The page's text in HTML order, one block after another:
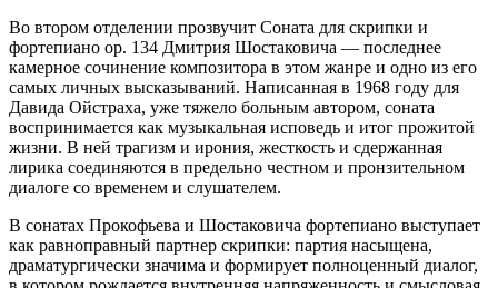
Во втором отделении прозвучит Соната для скрипки и
фортепиано op. 134 Дмитрия Шостаковича — последнее
камерное сочинение композитора в этом жанре и одно из его
самых личных высказываний. Написанная в 1968 году для
Давида Ойстраха, уже тяжело больным автором, соната
воспринимается как музыкальная исповедь и итог прожитой
жизни. В ней трагизм и ирония, жесткость и сдержанная
лирика соединяются в предельно честном и пронзительном
диалоге со временем и слушателем.
В сонатах Прокофьева и Шостаковича фортепиано выступает
как равноправный партнер скрипки: партия насыщена,
драматургически значима и формирует полноценный диалог,